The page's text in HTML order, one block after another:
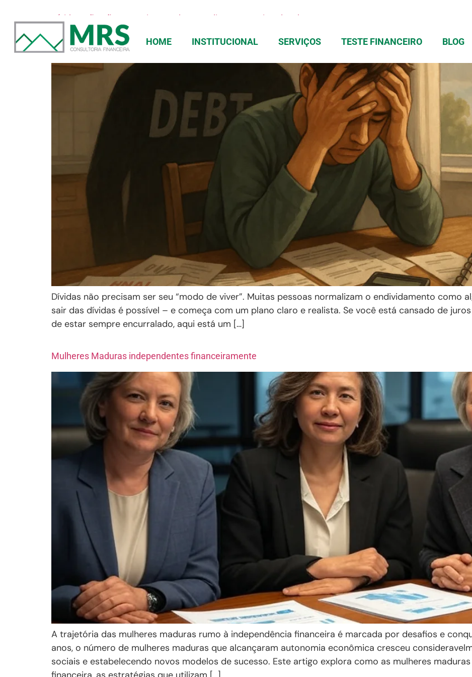
HOME INSTITUCIONAL SERVIÇOS TESTE FINANCEIRO BLOG
Dívidas Não São Normais: Um Plano Realista para Sair Delas de Vez
Dívidas não precisam ser seu “modo de viver”. Muitas pessoas normalizam o endividamento como
sair das dívidas é possível – e começa com um plano claro e realista. Se você está cansado de
de estar sempre encurralado, aqui está um […]
Mulheres Maduras independentes financeiramente
A trajetória das mulheres maduras rumo à independência financeira é marcada por desafios e
anos, o número de mulheres maduras que alcançaram autonomia econômica cresceu
sociais e estabelecendo novos modelos de sucesso. Este artigo explora como as mulheres